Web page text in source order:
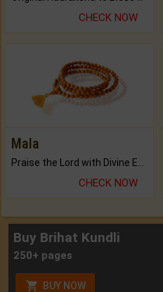
CHECK NOW
Mala
CHECK NOW
Buy Brihat Kundli
250+ pages
BUY NOW